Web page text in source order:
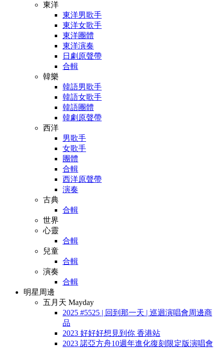
東洋
東洋男歌手
東洋女歌手
東洋團體
東洋演奏
日劇原聲帶
合輯
韓樂
韓語男歌手
韓語女歌手
韓語團體
韓劇原聲帶
西洋
男歌手
女歌手
團體
合輯
西洋原聲帶
演奏
古典
合輯
世界
心靈
合輯
兒童
合輯
演奏
合輯
明星周邊
五月天 Mayday
2025 #5525 | 回到那一天 | 巡迴演唱會周邊商
品
2023 好好好想見到你 香港站
2023 諾亞方舟10週年進化復刻限定版演唱會